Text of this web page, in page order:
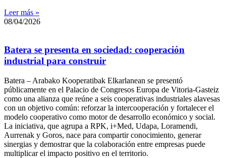
Leer más »
08/04/2026
Batera se presenta en sociedad: cooperación
industrial para construir
Batera – Arabako Kooperatibak Elkarlanean se presentó
públicamente en el Palacio de Congresos Europa de Vitoria-Gasteiz
como una alianza que reúne a seis cooperativas industriales alavesas
con un objetivo común: reforzar la intercooperación y fortalecer el
modelo cooperativo como motor de desarrollo económico y social.
La iniciativa, que agrupa a RPK, i+Med, Udapa, Loramendi,
Aurrenak y Goros, nace para compartir conocimiento, generar
sinergias y demostrar que la colaboración entre empresas puede
multiplicar el impacto positivo en el territorio.